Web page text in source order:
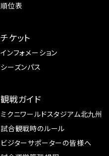
順位表
チケット
インフォメーション
シーズンパス
観戦ガイド
ミクニワールドスタジアム北九州
試合観戦時のルール
ビジターサポーターの皆様へ